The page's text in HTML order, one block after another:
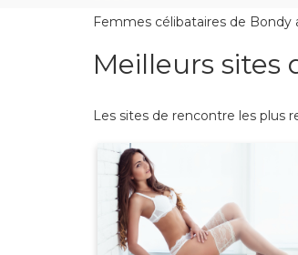
Femmes célibataires de
Meilleurs sites
Les sites de rencontre les plus